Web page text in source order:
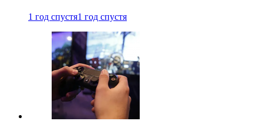
1 год спустя1 год спустя